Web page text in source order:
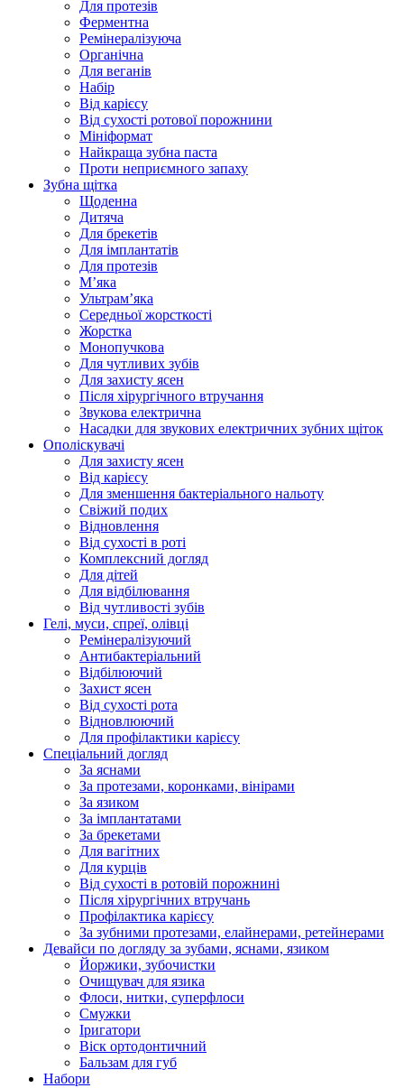
Для протезів
Ферментна
Ремінералізуюча
Органічна
Для веганів
Набір
Від карієсу
Від сухості ротової порожнини
Мініформат
Найкраща зубна паста
Проти неприємного запаху
Зубна щітка
Щоденна
Дитяча
Для брекетів
Для імплантатів
Для протезів
Мʼяка
Ультрамʼяка
Середньої жорсткості
Жорстка
Монопучкова
Для чутливих зубів
Для захисту ясен
Після хірургічного втручання
Звукова електрична
Насадки для звукових електричних зубних щіток
Ополіскувачі
Для захисту ясен
Від карієсу
Для зменшення бактеріального нальоту
Свіжий подих
Відновлення
Від сухості в роті
Комплексний догляд
Для дітей
Для відбілювання
Від чутливості зубів
Гелі, муси, спреї, олівці
Ремінералізуючий
Антибактеріальний
Відбілюючий
Захист ясен
Від сухості рота
Відновлюючий
Для профілактики карієсу
Спеціальний догляд
За яснами
За протезами, коронками, вінірами
За язиком
За імплантатами
За брекетами
Для вагітних
Для курців
Від сухості в ротовій порожнині
Після хірургічних втручань
Профілактика карієсу
За зубними протезами, елайнерами, ретейнерами
Девайси по догляду за зубами, яснами, язиком
Йоржики, зубочистки
Очищувач для язика
Флоси, нитки, суперфлоси
Смужки
Іригатори
Віск ортодонтичний
Бальзам для губ
Набори